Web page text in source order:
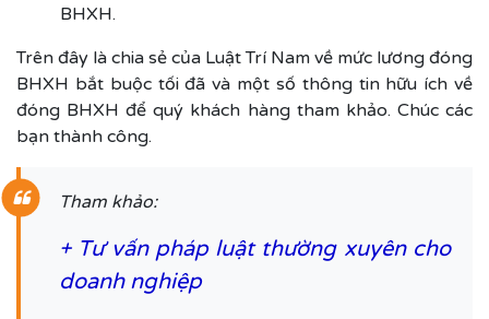
BHXH.
Trên đây là chia sẻ của Luật Trí Nam về mức lương đóng
BHXH bắt buộc tối đã và một số thông tin hữu ích về
đóng BHXH để quý khách hàng tham khảo. Chúc các
bạn thành công.
Tham khảo:
+ Tư vấn pháp luật thường xuyên cho
doanh nghiệp